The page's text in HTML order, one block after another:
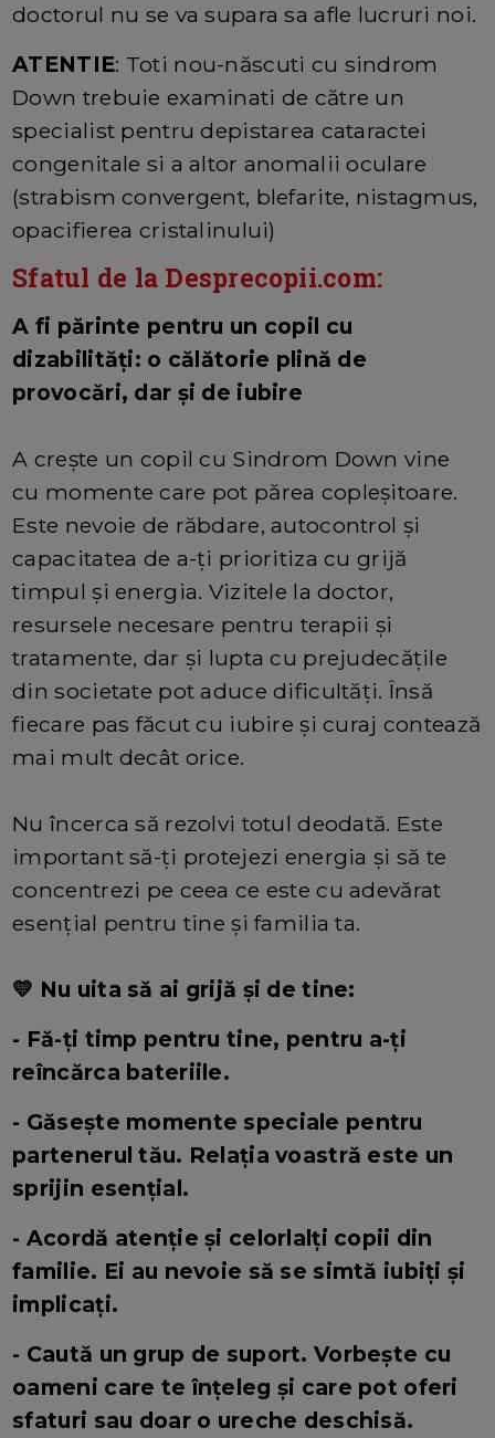
doctorul nu se va supara sa afle lucruri noi.
ATENTIE: Toti nou-născuti cu sindrom
Down trebuie examinati de către un
specialist pentru depistarea cataractei
congenitale si a altor anomalii oculare
(strabism convergent, blefarite, nistagmus,
opacifierea cristalinului)
Sfatul de la Desprecopii.com:
A fi părinte pentru un copil cu
dizabilități: o călătorie plină de
provocări, dar și de iubire
A crește un copil cu Sindrom Down vine
cu momente care pot părea copleșitoare.
Este nevoie de răbdare, autocontrol și
capacitatea de a-ți prioritiza cu grijă
timpul și energia. Vizitele la doctor,
resursele necesare pentru terapii și
tratamente, dar și lupta cu prejudecățile
din societate pot aduce dificultăți. Însă
fiecare pas făcut cu iubire și curaj contează
mai mult decât orice.
Nu încerca să rezolvi totul deodată. Este
important să-ți protejezi energia și să te
concentrezi pe ceea ce este cu adevărat
esențial pentru tine și familia ta.
💛 Nu uita să ai grijă și de tine:
- Fă-ți timp pentru tine, pentru a-ți
reîncărca bateriile.
- Găsește momente speciale pentru
partenerul tău. Relația voastră este un
sprijin esențial.
- Acordă atenție și celorlalți copii din
familie. Ei au nevoie să se simtă iubiți și
implicați.
- Caută un grup de suport. Vorbește cu
oameni care te înțeleg și care pot oferi
sfaturi sau doar o ureche deschisă.